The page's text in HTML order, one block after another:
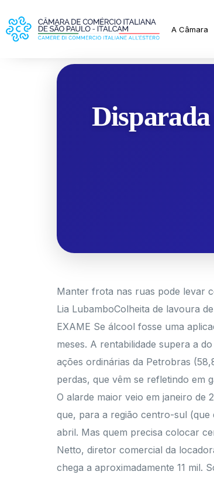
A Câmara
Disparada
Manter frota nas ruas pode levar
Lia LubamboColheita de lavoura
EXAME Se álcool fosse uma
meses. A rentabilidade supera a
ações ordinárias da Petrobras
perdas, que vêm se refletindo em
O alarde maior veio em janeiro de
que, para a região centro-sul
abril. Mas quem precisa colocar
Netto, diretor comercial da
chega a aproximadamente 11 mil.